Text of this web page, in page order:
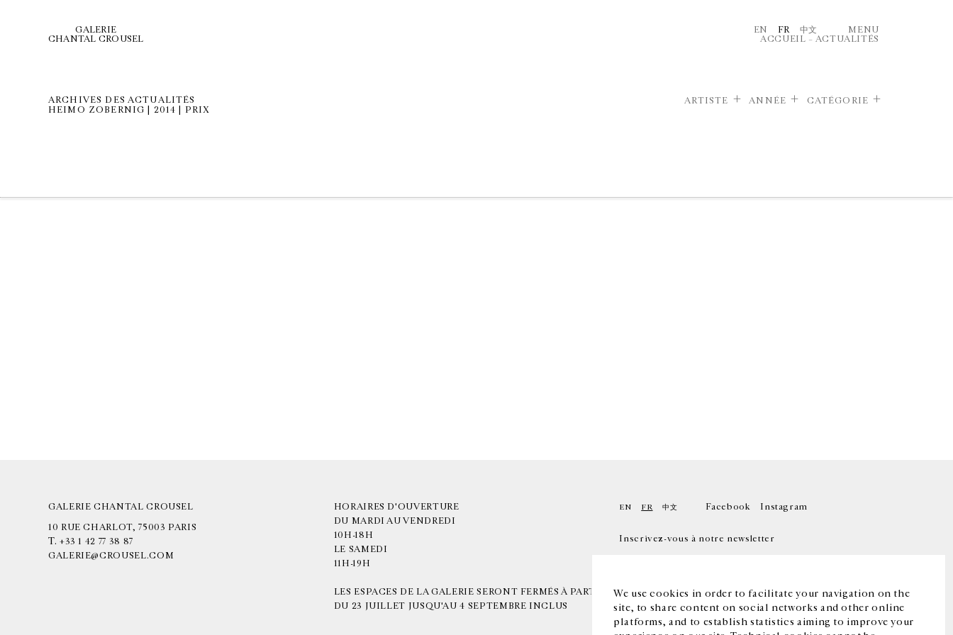
We use cookies in order to facilitate your navigation on the
site, to share content on social networks and other online
platforms, and to establish statistics aiming to improve your
GALERIE
CHANTAL CROUSEL
EN FR 中文
MENU
ACCUEIL – ACTUALITÉS
ARCHIVES DES ACTUALITÉS
HEIMO ZOBERNIG | 2014 | PRIX
ARTISTE ANNÉE CATÉGORIE
GALERIE CHANTAL CROUSEL
10 RUE CHARLOT, 75003 PARIS
T. +33 1 42 77 38 87
GALERIE@CROUSEL.COM
HORAIRES D'OUVERTURE
DU MARDI AU VENDREDI
10H-18H
LE SAMEDI
11H-19H
LES ESPACES DE LA GALERIE SERONT FERMÉS À PARTIR
DU 23 JUILLET JUSQU'AU 4 SEPTEMBRE INCLUS
EN FR 中文 Facebook Instagram
Inscrivez-vous à notre newsletter